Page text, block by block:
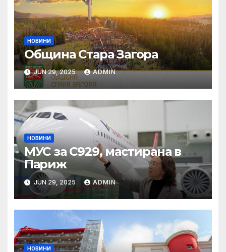
НОВИНИ
Община Стара Загора
JUN 29, 2025 ADMIN
НОВИНИ
МУС за C929, мастирана в
Париж
JUN 29, 2025 ADMIN
НОВИНИ